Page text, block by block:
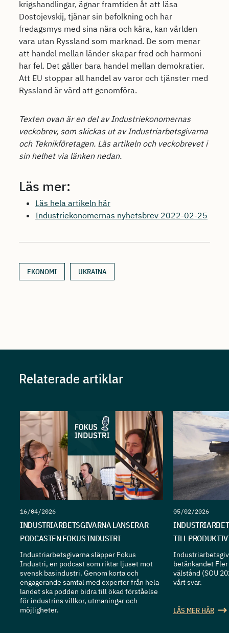
krigshandlingar, ägnar framtiden åt att läsa
Dostojevskij, tjänar sin befolkning och har
fredagsmys med sina nära och kära, kan världen
vara utan Ryssland som marknad. De som menar
att handel mellan länder skapar fred och harmoni
har fel. Det gäller bara handel mellan demokratier.
Att EU stoppar all handel av varor och tjänster med
Ryssland är värd att genomföra.
Texten ovan är en del av Industriekonomernas
veckobrev, som skickas ut av Industriarbetsgivarna
och Teknikföretagen. Läs artikeln och veckobrevet i
sin helhet via länken nedan.
Läs mer:
Läs hela artikeln här
Industriekonomernas nyhetsbrev 2022-02-25
EKONOMI UKRAINA
Relaterade artiklar
16/04/2026
INDUSTRIARBETSGIVARNA LANSERAR
PODCASTEN FOKUS INDUSTRI
Industriarbetsgivarna släpper Fokus
Industri, en podcast som riktar ljuset mot
svensk basindustri. Genom korta och
engagerande samtal med experter från hela
landet ska podden bidra till ökad förståelse
för industrins villkor, utmaningar och
möjligheter.
05/02/2026
TILL
betänkandet
välstånd (SOU
vårt svar.
LÄS MER HÄR